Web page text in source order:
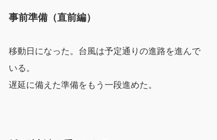
事前準備（直前編）
移動日になった。台風は予定通りの進路を進んで
いる。
遅延に備えた準備をもう一段進めた。